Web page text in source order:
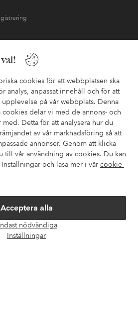
cookies för att webbplatsen ska
analys, anpassat innehåll och för att
på vår webbplats. Denna
cookies delar vi med de annons- och
Detta för att analysera hur du
av vår marknadsföring så att
annonser. Genom att klicka
till vår användning av cookies. Du kan
och läsa mer i vår cookie-
Acceptera alla
nödvändiga
Inställningar
du enklast kontaktar oss.
Beställning Betalsätt